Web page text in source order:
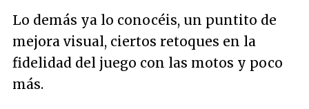
Lo demás ya lo conocéis, un puntito de
mejora visual, ciertos retoques en la
fidelidad del juego con las motos y poco
más.